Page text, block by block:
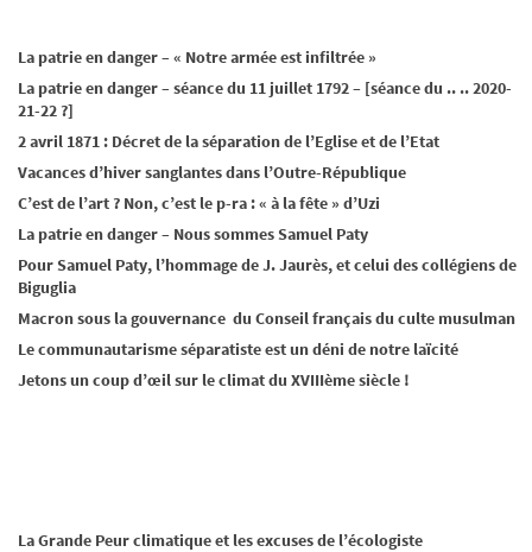
La patrie en danger – « Notre armée est infiltrée »
La patrie en danger – séance du 11 juillet 1792 – [séance du .. .. 2020-
21-22 ?]
2 avril 1871 : Décret de la séparation de l’Eglise et de l’Etat
Vacances d’hiver sanglantes dans l’Outre-République
C’est de l’art ? Non, c’est le p-ra : « à la fête » d’Uzi
La patrie en danger – Nous sommes Samuel Paty
Pour Samuel Paty, l’hommage de J. Jaurès, et celui des collégiens de
Biguglia
Macron sous la gouvernance du Conseil français du culte musulman
Le communautarisme séparatiste est un déni de notre laïcité
Jetons un coup d’œil sur le climat du XVIIIème siècle !
La Grande Peur climatique et les excuses de l’écologiste